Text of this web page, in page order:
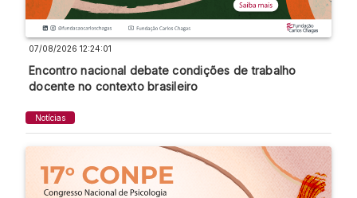
07/08/2026 12:24:01
Encontro nacional debate condições de trabalho
docente no contexto brasileiro
Notícias